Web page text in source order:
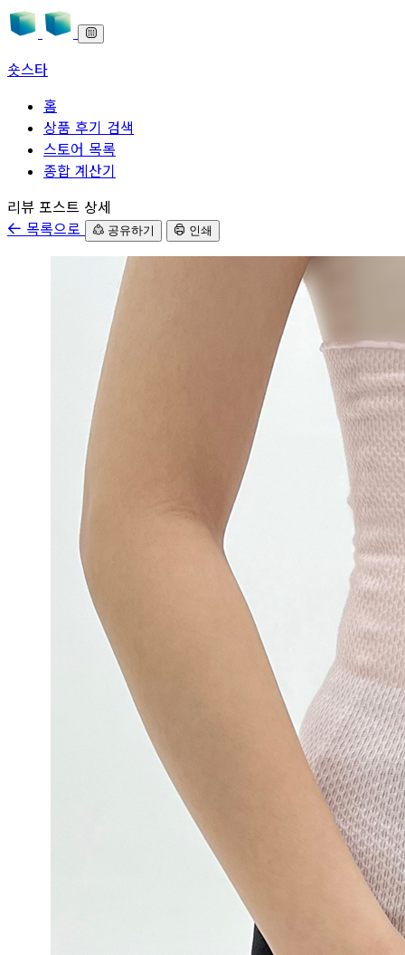
숏스타
홈
상품 후기 검색
스토어 목록
종합 계산기
본문으로 바로가기
리뷰 포스트 상세
목록으로
공유하기 인쇄